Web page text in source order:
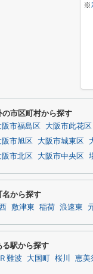
※
市区町村から探す
阪市福島区 大阪市此花区
阪市旭区 大阪市城東区
阪市北区 大阪市中央区
名から探す
敷津東 稲荷 浪速東
る駅から探す
難波 大国町 桜川 恵美